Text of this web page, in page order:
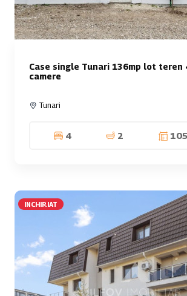
Case single Tunari 136mp lot teren
camere
Tunari
4 2
INCHIRIAT